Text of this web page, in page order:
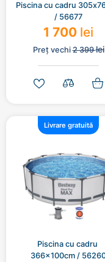
Piscina cu cadru
/ 56677
1 700 lei
Preț vechi2 399lei
Livrare gratuită
Piscina cu cadru
366x100cm /